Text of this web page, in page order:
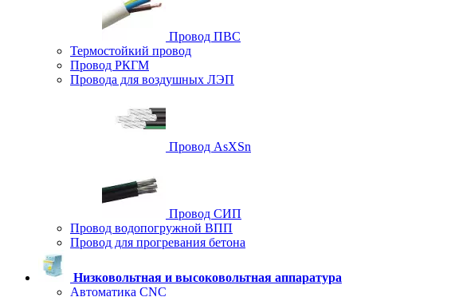
Провод ПВС
Термостойкий провод
Провод РКГМ
Провода для воздушных ЛЭП
Провод AsXSn
Провод СИП
Провод водопогружной ВПП
Провод для прогревания бетона
Низковольтная и высоковольтная аппаратура
Автоматика CNC